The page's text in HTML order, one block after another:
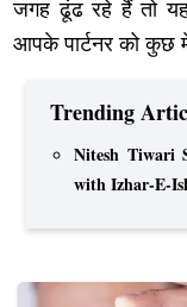
जगह ढूंढ रहे हैं तो
आपके पार्टनर को कुछ
Trending
Nitesh Tiwari
with Izhar-E-